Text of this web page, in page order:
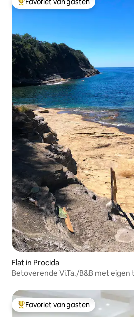
Topfavoriet van gasten
Favoriet van gasten
Flat in Procida
Betoverende Vi.Ta./B&B met
Topfavoriet van gasten
Favoriet van gasten